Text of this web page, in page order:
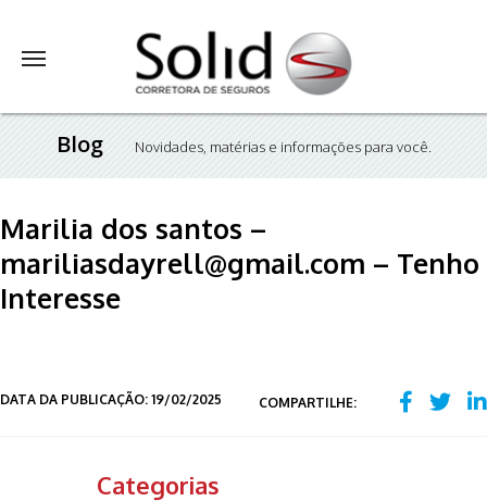
Blog Novidades, matérias e informações para você.
Marilia dos santos –
mariliasdayrell@gmail.com – Tenho
Interesse
DATA DA PUBLICAÇÃO: 19/02/2025 COMPARTILHE:
Categorias